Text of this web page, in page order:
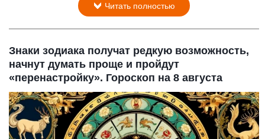
Читать полностью
Знаки зодиака получат редкую возможность,
начнут думать проще и пройдут
«перенастройку». Гороскоп на 8 августа